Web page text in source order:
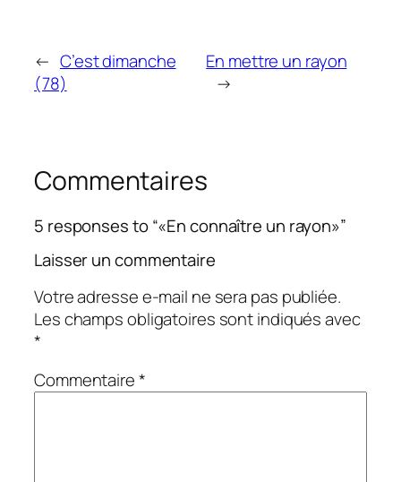
← C’est dimanche
(78)
En mettre un rayon
→
Commentaires
5 responses to “«En connaître un rayon»”
Laisser un commentaire
Votre adresse e-mail ne sera pas publiée.
Les champs obligatoires sont indiqués avec
*
Commentaire*